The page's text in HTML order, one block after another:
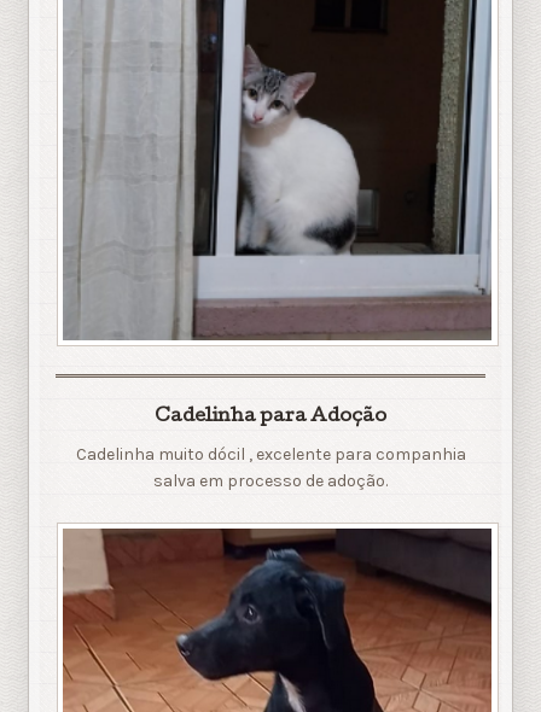
Cadelinha para Adoção
Cadelinha muito dócil , excelente para companhia
salva em processo de adoção.